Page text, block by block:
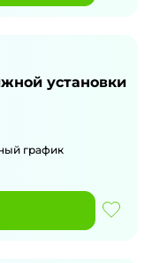
установки
график